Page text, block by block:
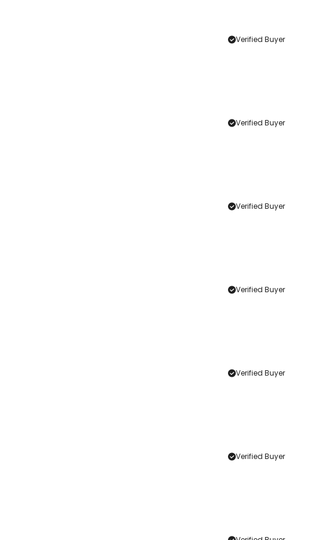
Verified Buyer
Verified Buyer
Verified Buyer
Verified Buyer
Verified Buyer
Verified Buyer